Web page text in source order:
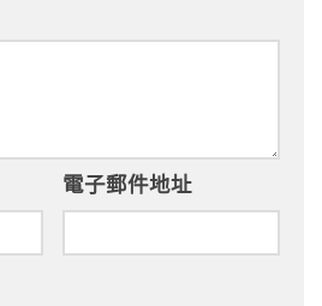
電子郵件地址